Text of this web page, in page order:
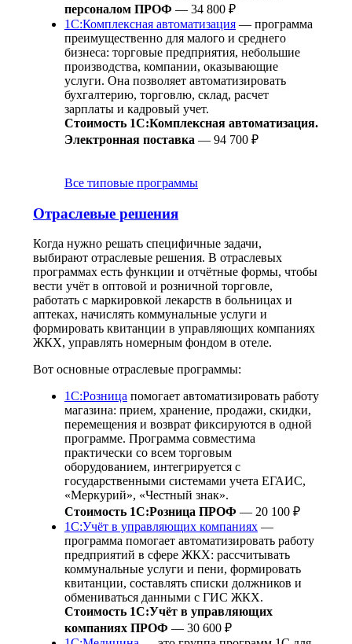
персоналом ПРОФ — 34 800 ₽
1С:Комплексная автоматизация — программа
преимущественно для малого и среднего
бизнеса: торговые предприятия, небольшие
производства, компании, оказывающие
услуги. Она позволяет автоматизировать
бухгалтерию, торговлю, склад, расчет
зарплаты и кадровый учет.
Стоимость 1С:Комплексная автоматизация.
Электронная поставка — 94 700 ₽
Все типовые программы
Отраслевые решения
Когда нужно решать специфичные задачи,
выбирают отраслевые решения. В отраслевых
программах есть функции и отчётные формы, чтобы
вести учёт в оптовой и розничной торговле,
работать с маркировкой лекарств в больницах и
аптеках, начислять коммунальные услуги и
формировать квитанции в управляющих компаниях
ЖКХ, управлять номерным фондом в отеле.
Вот основные отраслевые программы:
1С:Розница помогает автоматизировать работу
магазина: прием, хранение, продажи, скидки,
перемещения и возврат фиксируются в одной
программе. Программа совместима
практически со всем торговым
оборудованием, интегрируется с
государственными системами учета ЕГАИС,
«Меркурий», «Честный знак».
Стоимость 1С:Розница ПРОФ — 20 100 ₽
1С:Учёт в управляющих компаниях —
программа помогает автоматизировать работу
предприятий в сфере ЖКХ: рассчитывать
коммунальные услуги и пени, формировать
квитанции, составлять списки должников и
обмениваться данными с ГИС ЖКХ.
Стоимость 1С:Учёт в управляющих
компаниях ПРОФ — 30 600 ₽